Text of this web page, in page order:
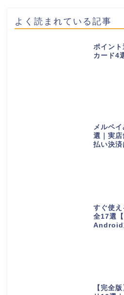
よく読まれている記事
ポイン
カード4
メルペ
選｜実
払い決済
すぐ使え
全17選
Android
【完全